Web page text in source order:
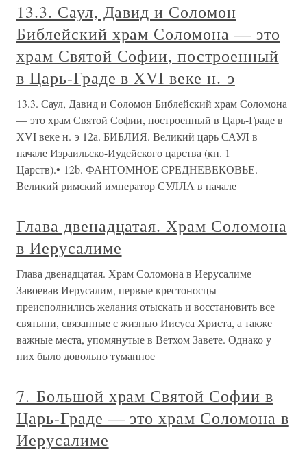
13.3. Саул, Давид и Соломон
Библейский храм Соломона — это
храм Святой Софии, построенный
в Царь-Граде в XVI веке н. э
13.3. Саул, Давид и Соломон Библейский храм Соломона
— это храм Святой Софии, построенный в Царь-Граде в
XVI веке н. э 12а. БИБЛИЯ. Великий царь САУЛ в
начале Израильско-Иудейского царства (кн. 1
Царств).• 12b. ФАНТОМНОЕ СРЕДНЕВЕКОВЬЕ.
Великий римский император СУЛЛА в начале
Глава двенадцатая. Храм Соломона
в Иерусалиме
Глава двенадцатая. Храм Соломона в Иерусалиме
Завоевав Иерусалим, первые крестоносцы
преисполнились желания отыскать и восстановить все
святыни, связанные с жизнью Иисуса Христа, а также
важные места, упомянутые в Ветхом Завете. Однако у
них было довольно туманное
7. Большой храм Святой Софии в
Царь-Граде — это храм Соломона в
Иерусалиме